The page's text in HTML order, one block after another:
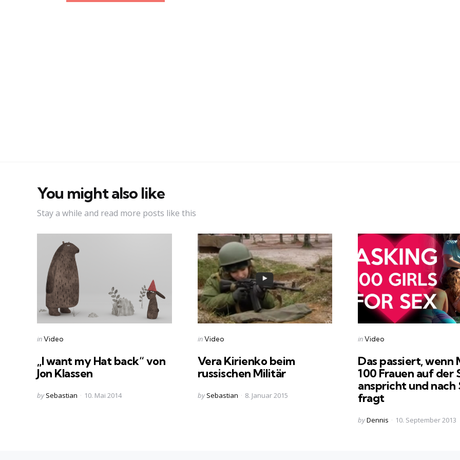
You might also like
Stay a while and read more posts like this
Categories
Posted
inVideo
„I want my Hat back“ von
Jon Klassen
Posted
by Sebastian 10. Mai 2014
Categories
Posted
in Video
Vera Kirienko beim
russischen Militär
Posted
by Sebastian 8. Januar 2015
Categories
Posted
inVideo
Das passiert, wenn
100 Frauen auf der
anspricht und nach
fragt
Posted
byDennis 10. September 2013